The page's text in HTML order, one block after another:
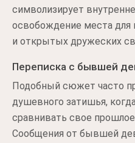
символизирует
освобождение места для
и открытых дружеских
Переписка с бывшей
Подобный сюжет часто
душевного затишья,
сравнивать свое
Сообщения от бывшей